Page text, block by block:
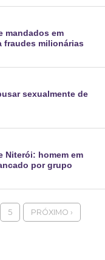
mandados em
fraudes milionárias
sexualmente de
Niterói: homem em
por grupo
5 PRÓXIMO ›